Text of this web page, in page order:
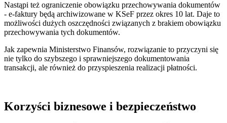
Nastąpi też ograniczenie obowiązku przechowywania dokumentów
- e-faktury będą archiwizowane w KSeF przez okres 10 lat. Daje to
możliwości dużych oszczędności związanych z brakiem obowiązku
przechowywania tych dokumentów.
Jak zapewnia Ministerstwo Finansów, rozwiązanie to przyczyni się
nie tylko do szybszego i sprawniejszego dokumentowania
transakcji, ale również do przyspieszenia realizacji płatności.
Korzyści biznesowe i bezpieczeństwo